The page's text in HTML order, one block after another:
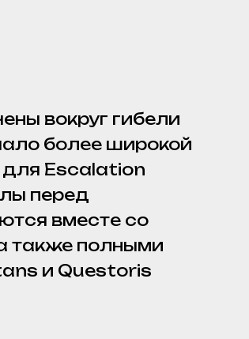
вокруг гибели
более широкой
для Escalation
перед
вместе со
также полными
и Questoris